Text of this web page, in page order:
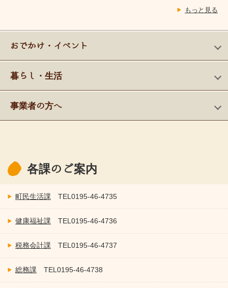
もっと見る
おでかけ・イベント
暮らし・生活
事業者の方へ
各課のご案内
町民生活課 TEL0195-46-4735
健康福祉課 TEL0195-46-4736
税務会計課 TEL0195-46-4737
総務課 TEL0195-46-4738